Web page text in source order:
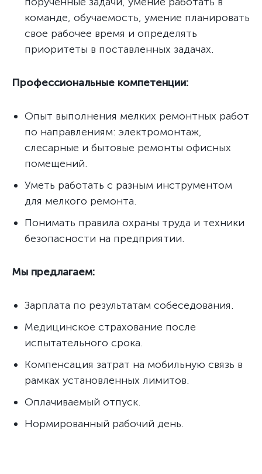
команде, обучаемость, умение планировать
свое рабочее время и определять
приоритеты в поставленных задачах.
Профессиональные компетенции:
Опыт выполнения мелких ремонтных работ
по направлениям: электромонтаж,
слесарные и бытовые ремонты офисных
помещений.
Уметь работать с разным инструментом
для мелкого ремонта.
Понимать правила охраны труда и техники
безопасности на предприятии.
Мы предлагаем:
Зарплата по результатам собеседования.
Медицинское страхование после
испытательного срока.
Компенсация затрат на мобильную связь в
рамках установленных лимитов.
Оплачиваемый отпуск.
Нормированный рабочий день.